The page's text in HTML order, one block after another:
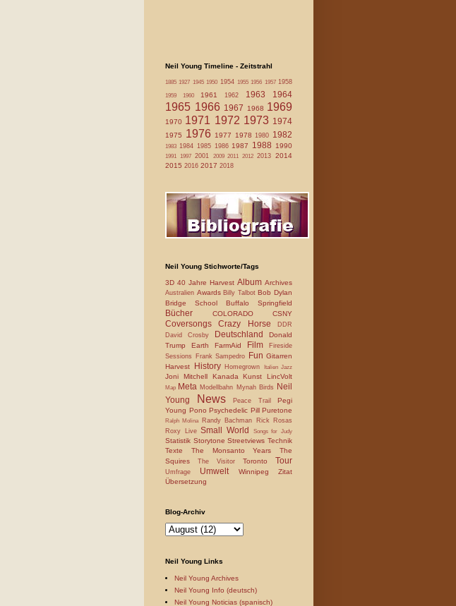
Neil Young Timeline - Zeitstrahl
18851927 19451950 1954 19551956 1957 1958
1959 1960 1961 1962 1963 1964
1965 1966 1967 1968 1969
1970 1971 1972 1973 1974
1975 1976 1977 19781980 1982
1983 1984 1985 19861987 19881990
1991 1997 2001 20092011201220132014
2015 2016 2017 2018
Neil Young Stichworte/Tags
3D 40 Jahre Harvest Album Archives
Australien Awards Billy Talbot Bob Dylan
Bridge School Buffalo Springfield
Bücher COLORADO CSNY
CoversongsCrazy HorseDDR
David Crosby
Deutschland
Donald
Trump Earth FarmAid Film
Fireside
Sessions
Frank Sampedro Fun Gitarren
Harvest
History Homegrown Italien Jazz
Joni Mitchell Kanada Kunst LincVolt
Map MetaModellbahn Mynah Birds
Neil
Young
News Peace Trail Pegi
Young Pono Psychedelic Pill Puretone
Ralph Molina Randy Bachman
Rick Rosas
Roxy LiveSmall World Songs for Judy
Statistik StorytoneStreetviewsTechnik
Texte The Monsanto Years The
Squires The Visitor Toronto Tour
Umfrage Umwelt WinnipegZitat
Übersetzung
Blog-Archiv
Neil Young Links
Neil Young Archives
Neil Young Info (deutsch)
Neil Young Noticias (spanisch)